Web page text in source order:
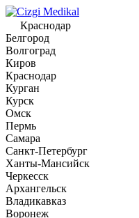
Краснодар
Белгород
Волгоград
Киров
Краснодар
Курган
Курск
Омск
Пермь
Самара
Санкт-Петербург
Ханты-Мансийск
Черкесск
Архангельск
Владикавказ
Воронеж